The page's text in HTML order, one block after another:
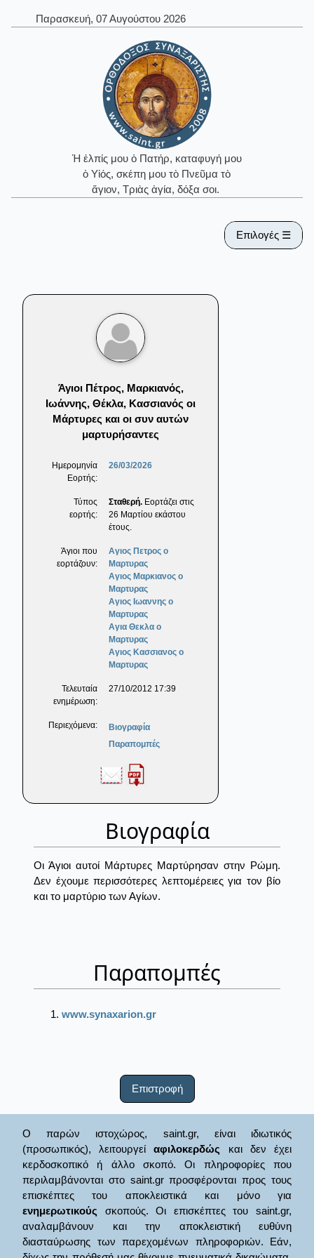
Παρασκευή, 07 Αυγούστου 2026
Ἡ ἐλπίς μου ὁ Πατήρ, καταφυγή μου
ὁ Υἱός, σκέπη μου τὸ Πνεῦμα τὸ
ἅγιον, Τριὰς ἁγία, δόξα σοι.
Επιλογές ☰
Άγιοι Πέτρος, Μαρκιανός,
Ιωάννης, Θέκλα, Κασσιανός οι
Μάρτυρες και οι συν αυτών
μαρτυρήσαντες
Ημερομηνία
Εορτής:
26/03/2026
Τύπος
εορτής:
Σταθερή. Εορτάζει στις
26 Μαρτίου εκάστου
έτους.
Άγιοι που
εορτάζουν:
Αγιος Πετρος ο
Μαρτυρας
Αγιος Μαρκιανος ο
Μαρτυρας
Αγιος Ιωαννης ο
Μαρτυρας
Αγια Θεκλα ο
Μαρτυρας
Αγιος Κασσιανος ο
Μαρτυρας
Τελευταία
ενημέρωση:
27/10/2012 17:39
Περιεχόμενα:
Βιογραφία
Παραπομπές
Βιογραφία
Οι Άγιοι αυτοί Μάρτυρες Μαρτύρησαν στην Ρώμη.
Δεν έχουμε περισσότερες λεπτομέρειες για τον βίο
και το μαρτύριο των Αγίων.
Παραπομπές
www.synaxarion.gr
Επιστροφή
Ο παρών ιστοχώρος, saint.gr, είναι ιδιωτικός
(προσωπικός), λειτουργείαφιλοκερδώς και δεν έχει
κερδοσκοπικό ή άλλο σκοπό. Οι πληροφορίες που
περιλαμβάνονται στο saint.gr προσφέρονται προς τους
επισκέπτες του αποκλειστικά και μόνο για
ενημερωτικούς σκοπούς. Οι επισκέπτες του saint.gr,
αναλαμβάνουν και την αποκλειστική ευθύνη
διασταύρωσης των παρεχομένων πληροφοριών. Εάν,